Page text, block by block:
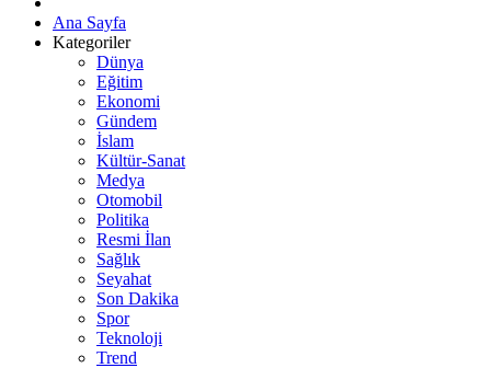
Ana Sayfa
Kategoriler
Dünya
Eğitim
Ekonomi
Gündem
İslam
Kültür-Sanat
Medya
Otomobil
Politika
Resmi İlan
Sağlık
Seyahat
Son Dakika
Spor
Teknoloji
Trend